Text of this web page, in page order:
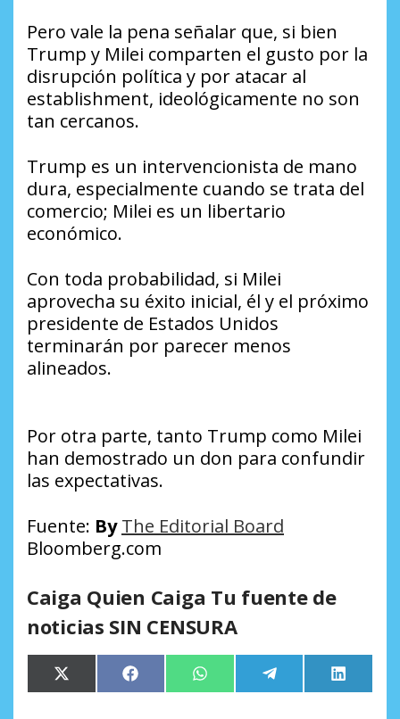
Pero vale la pena señalar que, si bien
Trump y Milei comparten el gusto por la
disrupción política y por atacar al
establishment, ideológicamente no son
tan cercanos.
Trump es un intervencionista de mano
dura, especialmente cuando se trata del
comercio; Milei es un libertario
económico.
Con toda probabilidad, si Milei
aprovecha su éxito inicial, él y el próximo
presidente de Estados Unidos
terminarán por parecer menos
alineados.
Por otra parte, tanto Trump como Milei
han demostrado un don para confundir
las expectativas.
Fuente: ByThe Editorial Board
Bloomberg.com
Caiga Quien Caiga Tu fuente de
noticias SIN CENSURA
Compartir
en
X
(Twitter)
Compartir
en
Facebook Compartir
en
WhatsApp Compartir
en
Telegram
en
LinkedIn